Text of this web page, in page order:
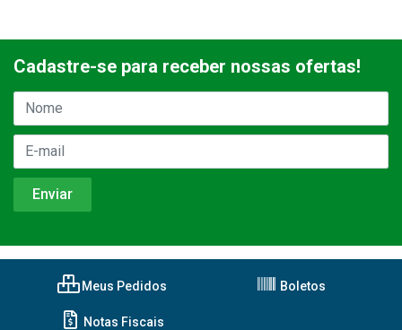
Cadastre-se para receber nossas ofertas!
Meus Pedidos Boletos
Notas Fiscais